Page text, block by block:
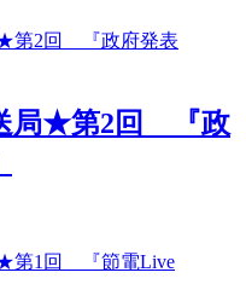
局★第2回 『政